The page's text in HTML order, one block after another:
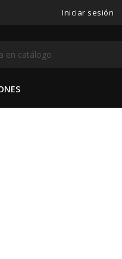
Iniciar sesión